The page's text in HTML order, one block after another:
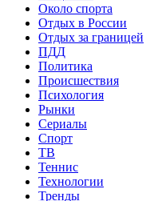
Около спорта
Отдых в России
Отдых за границей
ПДД
Политика
Происшествия
Психология
Рынки
Сериалы
Спорт
ТВ
Теннис
Технологии
Тренды